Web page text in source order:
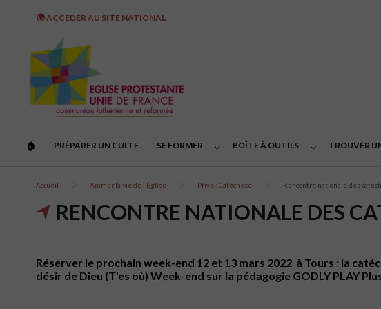
🌍 ACCEDER AU SITE NATIONAL
🏠︎ PRÉPARER UN CULTE SE FORMER BOÎTE À OUTILS TROUVER
Accueil Animer la vie de l’Église Privé : Catéchèse Rencontre nationale des
RENCONTRE NATIONALE DES
Réserver le prochain week-end 12 et 13 mars 2022 à Tours : la
désir de Dieu (T'es où) Week-end sur la pédagogie GODLY PLAY